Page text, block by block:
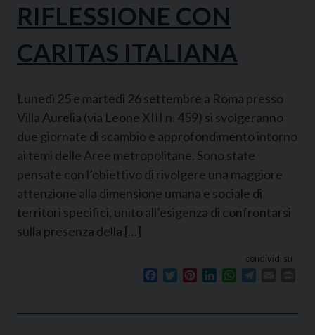
RIFLESSIONE CON
CARITAS ITALIANA
Lunedì 25 e martedì 26 settembre a Roma presso
Villa Aurelia (via Leone XIII n. 459) si svolgeranno
due giornate di scambio e approfondimento intorno
ai temi delle Aree metropolitane. Sono state
pensate con l’obiettivo di rivolgere una maggiore
attenzione alla dimensione umana e sociale di
territori specifici, unito all’esigenza di confrontarsi
sulla presenza della […]
condividi su
Facebook
TwitterPinterestLinkedInWhatsApp